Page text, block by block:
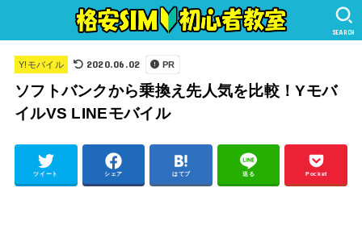
SEARCH
Y!モバイル 2020.06.02 PR
ソフトバンクから乗換え先人気を比較！Yモバ
イルVS LINEモバイル
ツイート シェア はてブ 送る Pocket